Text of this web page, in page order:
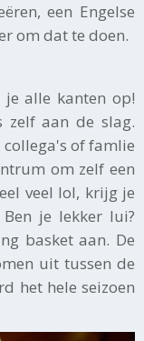
een Engelse
om dat te doen.
alle kanten op!
zelf aan de slag.
of famlie
om zelf een
veel lol, krijg je
je lekker lui?
basket aan. De
uit tussen de
het hele seizoen